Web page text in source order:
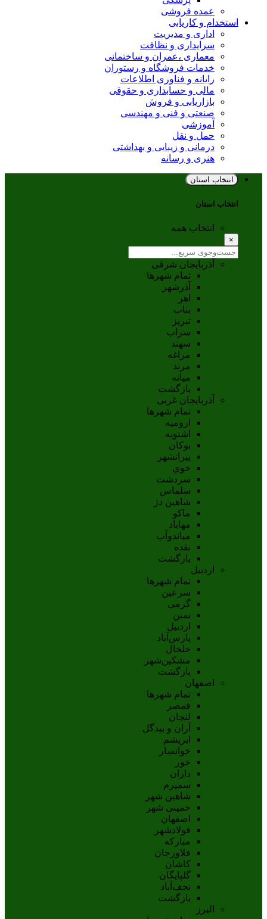
عمده فروشی
استخدام و کاریابی
اداری و مدیریت
سرایداری و نظافت
معماری ،عمران و ساختمانی
خدمات فروشگاه و رستوران
رایانه و فناوری اطلاعات
مالی و حسابداری و حقوقی
بازاریابی و فروش
صنعتی و فنی و مهندسی
آموزشی
حمل و نقل
درمانی و زیبایی و بهداشتی
هنری و رسانه
انتخاب استان
انتخاب استان
انتخاب همه
×
آذربایجان شرقی
تمام شهر‌ها
آذرشهر
اهر
بناب
تبريز
سراب
سهند
مراغه
مرند
ميانه
بازگشت
آذربایجان غربی
تمام شهر‌ها
اروميه
اشنويه
بوکان
پيرانشهر
خوي
سردشت
سلماس
شاهين دژ
ماکو
مهاباد
مياندوآب
نقده
بازگشت
اردبیل
تمام شهر‌ها
سرعین
گرمی
نمین
اردبيل
پارس‌آباد
خلخال
مشکين‌شهر
بازگشت
اصفهان
تمام شهر‌ها
قمصر
لنجان
آران و بیدگل
ابریشم
خوانسار
خور
داران
سمیرم
شاهین شهر
خمینی شهر
اصفهان
فولادشهر
مبارکه
فلاورجان
کاشان
گلپايگان
نجف‌آباد
بازگشت
البرز